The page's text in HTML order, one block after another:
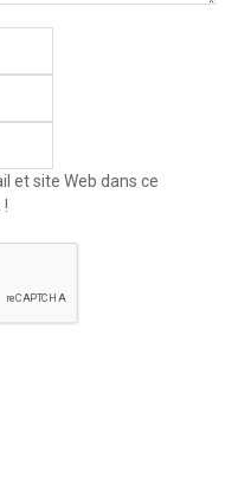
et site Web dans ce